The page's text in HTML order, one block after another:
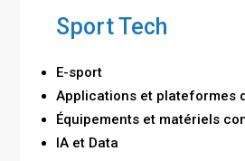
Sport Tech
E-sport
Applications et plateformes
Équipements et matériels
IA et Data